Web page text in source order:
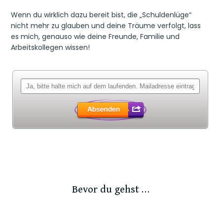
Wenn du wirklich dazu bereit bist, die „Schuldenlüge“
nicht mehr zu glauben und deine Träume verfolgt, lass
es mich, genauso wie deine Freunde, Familie und
Arbeitskollegen wissen!
Bevor du gehst …